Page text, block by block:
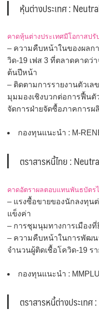
หุ้นต่างประเทศ :
คาดหุ้นต่างประเทศมีโอกาสป
– ความคืบหน้าในของผลก
วิด-19 เฟส 3 ที่ตลาดคาดว่
ต้นปีหน้า
– ติดตามการรายงานตัวเ
มุมมองเชิงบวกต่อการฟื้นตั
จัดการฝ่ายจัดซื้อภาคการผ
กองทุนแนะนำ : M-
ตราสารหนี้ไทย :
คาดอัตราผลตอบแทนพันธบัตร
– แรงซื้อขายของนักลงทุน
แข็งค่า
– การชุมนุมทางการเมืองที่
– ความคืบหน้าในการพัฒ
จำนวนผู้ติดเชื้อโควิด-19 ร
กองทุนแนะนำ :
ตราสารหนี้ต่างประเทศ